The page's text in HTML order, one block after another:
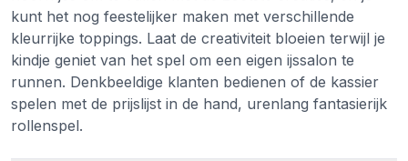
kunt het nog feestelijker maken met verschillende
kleurrijke toppings. Laat de creativiteit bloeien terwijl je
kindje geniet van het spel om een eigen ijssalon te
runnen. Denkbeeldige klanten bedienen of de kassier
spelen met de prijslijst in de hand, urenlang fantasierijk
rollenspel.